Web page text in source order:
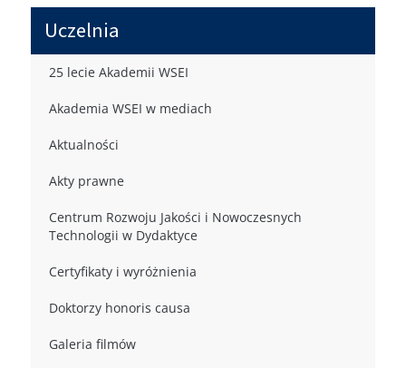
Uczelnia
25 lecie Akademii WSEI
Akademia WSEI w mediach
Aktualności
Akty prawne
Centrum Rozwoju Jakości i Nowoczesnych
Technologii w Dydaktyce
Certyfikaty i wyróżnienia
Doktorzy honoris causa
Galeria filmów